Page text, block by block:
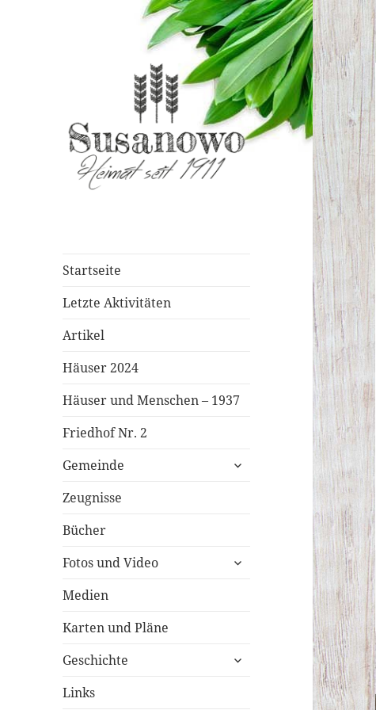
Startseite
Letzte Aktivitäten
Artikel
Häuser 2024
Häuser und Menschen – 1937
Friedhof Nr. 2
Gemeinde
untermenü
Zeugnisse
Bücher
Fotos und Video
untermenü
Medien
Karten und Pläne
Geschichte
untermenü
Links